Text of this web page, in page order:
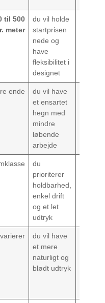
til 500
meter
du vil holde
startprisen
nede og
have
fleksibilitet i
designet
ende
du vil have
et ensartet
hegn med
mindre
løbende
arbejde
du
prioriterer
holdbarhed,
enkel drift
og et let
udtryk
varierer
du vil have
et mere
naturligt og
blødt udtryk